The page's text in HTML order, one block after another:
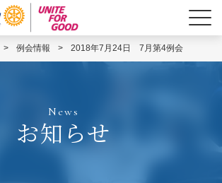
> 例会情報 > 2018年7月24日 7月第4例会
News
お知らせ